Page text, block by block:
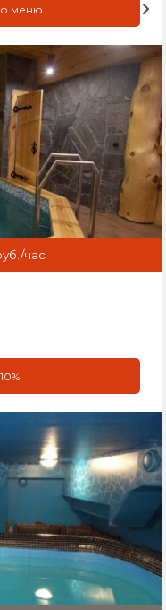
меню.
час